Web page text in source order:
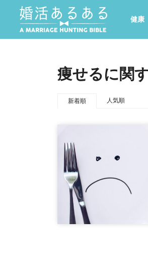
健康
心の処方箋 カルチャー・ト
痩せるに関
新着順 人気順